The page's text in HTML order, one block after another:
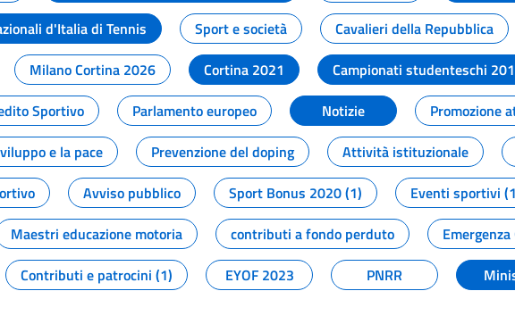
d'Italia di Tennis Sport e società Cavalieri della Repubblica
Milano Cortina 2026 Cortina 2021 Campionati studenteschi
Sportivo Parlamento europeo Notizie Promozione
e la pace
Prevenzione del doping Attività istituzionale
Avviso pubblico Sport Bonus 2020 (1) Eventi sportivi
Maestri educazione motoria contributi a fondo perduto
Contributi e patrocini (1) EYOF 2023 PNRR